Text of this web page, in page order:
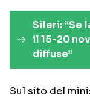
Sileri: “Se
il 15-20
diffuse”
Sul sito del